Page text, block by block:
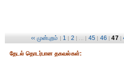
‹‹ முன்புறம் | 1 | 2 | ... | 45 | 46 | 47 |
தேட‌ல் தொட‌ர்பான தகவ‌ல்க‌ள்: